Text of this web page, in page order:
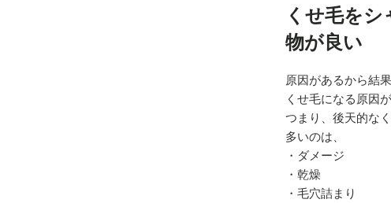
くせ毛を
物が良い
原因があるから結果
くせ毛になる原因
つまり、後天的な
多いのは、
・ダメージ
・乾燥
・毛穴詰まり